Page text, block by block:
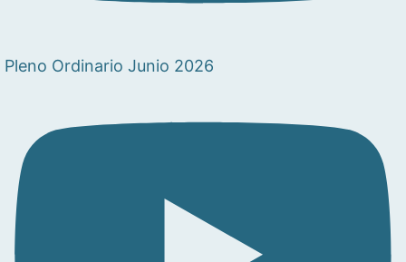
Pleno Ordinario Junio 2026